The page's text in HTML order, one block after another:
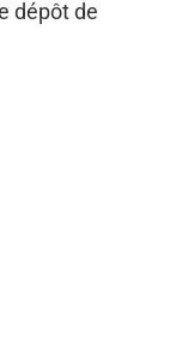
dépôt de